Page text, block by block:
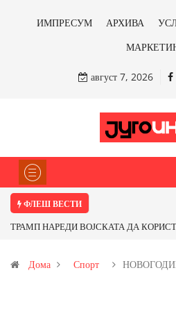
ИМПРЕСУМ АРХИВА
август 7, 2026
ФЛЕШ ВЕСТИ
ОД САД
Почнува
Дома Спорт